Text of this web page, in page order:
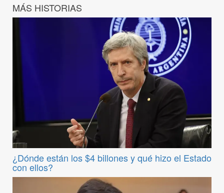
MÁS HISTORIAS
¿Dónde están los $4 billones y qué hizo el Estado
con ellos?